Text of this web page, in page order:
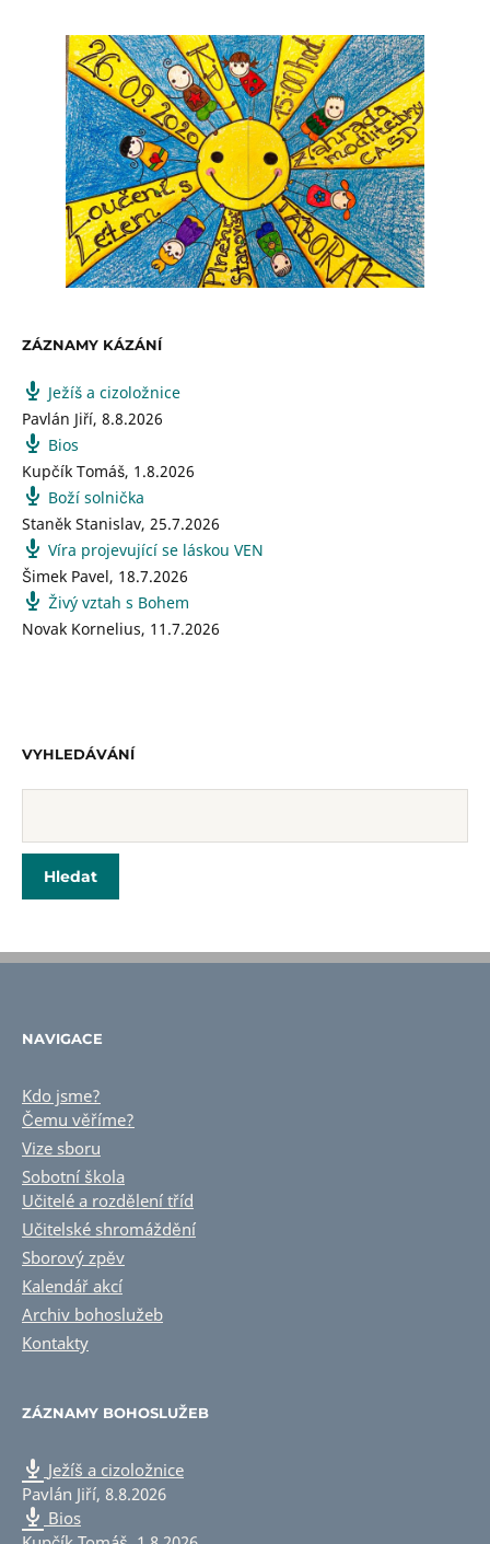
ZÁZNAMY KÁZÁNÍ
Ježíš a cizoložnice
Pavlán Jiří, 8.8.2026
Bios
Kupčík Tomáš, 1.8.2026
Boží solnička
Staněk Stanislav, 25.7.2026
Víra projevující se láskou VEN
Šimek Pavel, 18.7.2026
Živý vztah s Bohem
Novak Kornelius, 11.7.2026
VYHLEDÁVÁNÍ
NAVIGACE
Kdo jsme?
Čemu věříme?
Vize sboru
Sobotní škola
Učitelé a rozdělení tříd
Učitelské shromáždění
Sborový zpěv
Kalendář akcí
Archiv bohoslužeb
Kontakty
ZÁZNAMY BOHOSLUŽEB
Ježíš a cizoložnice
Pavlán Jiří, 8.8.2026
Bios